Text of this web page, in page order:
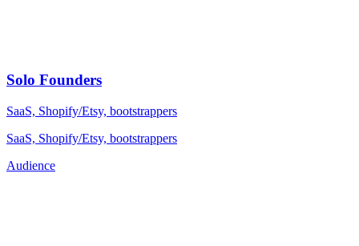
Solo Founders
SaaS, Shopify/Etsy, bootstrappers
SaaS, Shopify/Etsy, bootstrappers
Audience